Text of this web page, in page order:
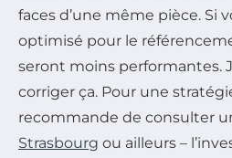
faces d’une même pièce. Si
optimisé pour le
seront moins performantes.
corriger ça. Pour une
recommande de consulter
Strasbourg ou ailleurs –